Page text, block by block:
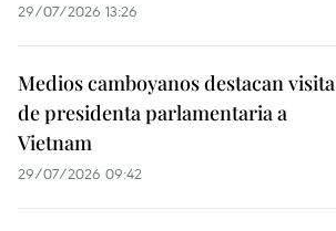
29/07/2026 13:26
Medios camboyanos destacan visita
de presidenta parlamentaria a
Vietnam
29/07/2026 09:42